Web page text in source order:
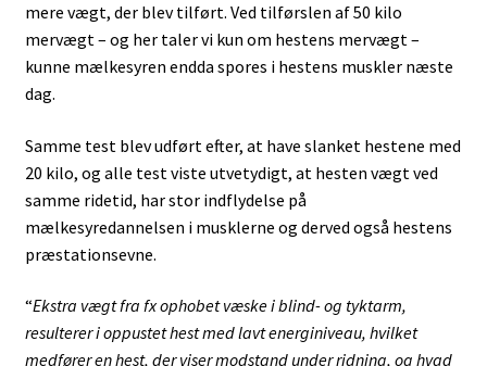
mere vægt, der blev tilført. Ved tilførslen af 50 kilo
mervægt – og her taler vi kun om hestens mervægt –
kunne mælkesyren endda spores i hestens muskler næste
dag.
Samme test blev udført efter, at have slanket hestene med
20 kilo, og alle test viste utvetydigt, at hesten vægt ved
samme ridetid, har stor indflydelse på
mælkesyredannelsen i musklerne og derved også hestens
præstationsevne.
“Ekstra vægt fra fx ophobet væske i blind- og tyktarm,
resulterer i oppustet hest med lavt energiniveau, hvilket
medfører en hest, der viser modstand under ridning, og hvad